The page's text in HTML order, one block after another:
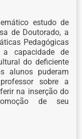
estudo de
de Doutorado, a
Pedagógicas
a capacidade de
do deficiente
alunos puderam
sobre a
na inserção do
de seu